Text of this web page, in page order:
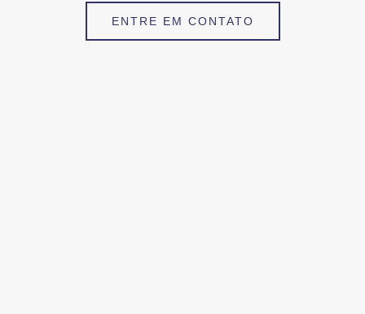
ENTRE EM CONTATO